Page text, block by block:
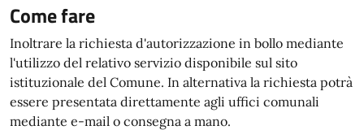
Come fare
Inoltrare la richiesta d'autorizzazione in bollo mediante
l'utilizzo del relativo servizio disponibile sul sito
istituzionale del Comune. In alternativa la richiesta potrà
essere presentata direttamente agli uffici comunali
mediante e-mail o consegna a mano.